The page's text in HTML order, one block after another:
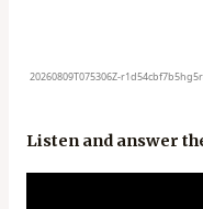
Listen and answer